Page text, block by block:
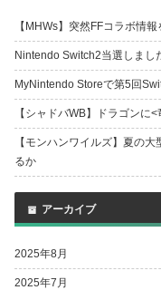
【MHWs】突然FFコラボ情
Nintendo Switch2当選しまし
MyNintendo Storeで第5回
【シャドバWB】ドラゴンに
【モンハンワイルズ】夏の
るか
アーカイブ
2025年8月
2025年7月